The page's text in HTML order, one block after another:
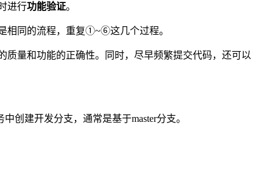
进行功能验证。
相同的流程，重复①~⑥这几个过程。
量和功能的正确性。同时，尽早频繁提交代码，还可以
创建开发分支，通常是基于master分支。